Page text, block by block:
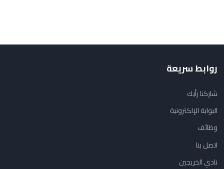
روابط سريعة
شاركنا رأيك
البوابة الإلكترونية
وظائف
اتصل بنا
نادي الخريجين